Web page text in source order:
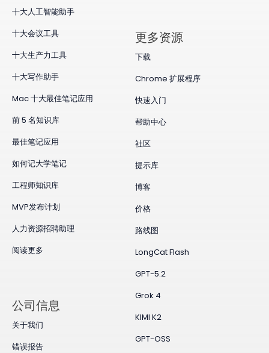
十大人工智能助手
十大会议工具
十大生产力工具
十大写作助手
Mac 十大最佳笔记应用
前 5 名知识库
最佳笔记应用
如何记大学笔记
工程师知识库
MVP发布计划
人力资源招聘助理
阅读更多
更多资源
下载
Chrome 扩展程序
快速入门
帮助中心
社区
提示库
博客
价格
路线图
LongCat Flash
GPT-5.2
Grok 4
KIMI K2
GPT-OSS
公司信息
关于我们
错误报告